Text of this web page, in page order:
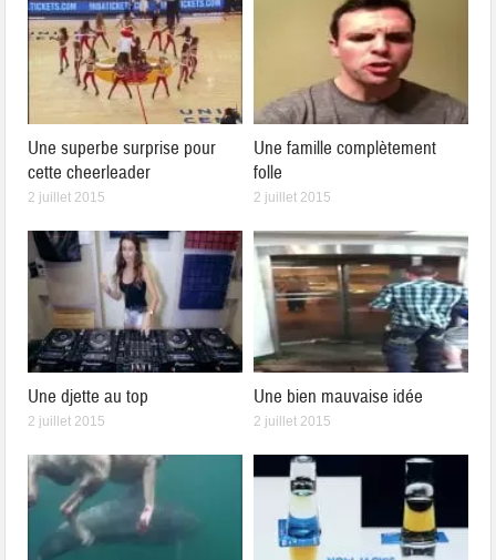
Une superbe surprise pour
cette cheerleader
2 juillet 2015
Une famille complètement
folle
2 juillet 2015
Une djette au top
2 juillet 2015
Une bien mauvaise idée
2 juillet 2015